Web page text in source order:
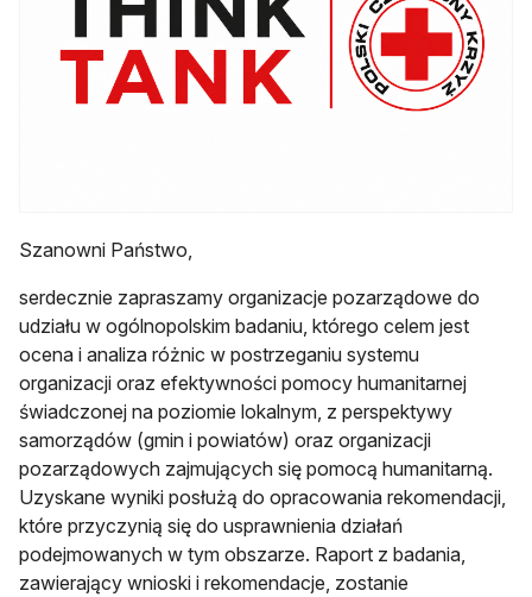
Szanowni Państwo,
serdecznie zapraszamy organizacje pozarządowe do
udziału w ogólnopolskim badaniu, którego celem jest
ocena i analiza różnic w postrzeganiu systemu
organizacji oraz efektywności pomocy humanitarnej
świadczonej na poziomie lokalnym, z perspektywy
samorządów (gmin i powiatów) oraz organizacji
pozarządowych zajmujących się pomocą humanitarną.
Uzyskane wyniki posłużą do opracowania rekomendacji,
które przyczynią się do usprawnienia działań
podejmowanych w tym obszarze. Raport z badania,
zawierający wnioski i rekomendacje, zostanie